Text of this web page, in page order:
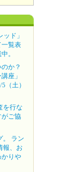
ド」
一覧表
。
か？
座」
（土）
を行な
がご協
。 ラン
報、お
かりや